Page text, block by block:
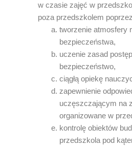
w czasie zajęć w
poza przedszkolem
tworzenie atmosfery
bezpieczeństwa,
uczenie zasad
bezpieczeństwo,
ciągłą opiekę
zapewnienie
uczęszczającym na
organizowane w
kontrolę obiektów
przedszkola pod